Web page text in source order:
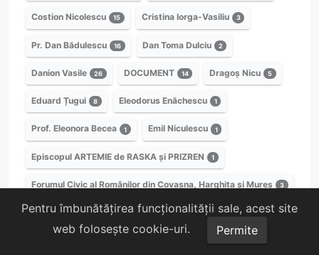
Costion Nicolescu 15 Cristina Iorga-Vasiliu 3
Pr. Dan Bădulescu 16 Dan Toma Dulciu 2
Danion Vasile 26 DOCUMENT 14 Dragoș Nicu 5
Eduard Țugui 8 Eleodorus Enăchescu 1
Prof. Eleonora Becea 1 Emil Niculescu 1
Episcopul ARTEMIE de RASKA și PRIZREN 1
Forumul Civic al Românilor din Covasna, Harghita și Mureș 3
Florea Dumitrescu 1 Florin Popescu 1
Pentru îmbunătățirea funcționalității sale, acest site
web folosește cookie-uri.
Permite